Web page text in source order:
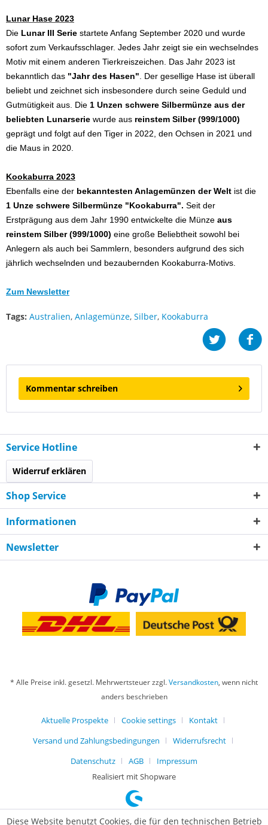
Lunar Hase 2023
Die Lunar III Serie startete Anfang September 2020 und wurde
sofort zum Verkaufsschlager. Jedes Jahr zeigt sie ein wechselndes
Motiv mit einem anderen Tierkreiszeichen. Das Jahr 2023 ist
bekanntlich das "Jahr des Hasen" . Der gesellige Hase ist überall
beliebt und zeichnet sich insbesondere durch seine Geduld und
Gutmütigkeit aus. Die 1 Unzen schwere Silbermünze aus der
beliebten Lunarserie wurde aus reinstem Silber (999/1000)
geprägt und folgt auf den Tiger in 2022, den Ochsen in 2021 und
die Maus in 2020.
Kookaburra 2023
Ebenfalls eine der bekanntesten Anlagemünzen der Welt ist die
1 Unze schwere Silbermünze "Kookaburra". Seit der
Erstprägung aus dem Jahr 1990 entwickelte die Münze aus
reinstem Silber (999/1000) eine große Beliebtheit sowohl bei
Anlegern als auch bei Sammlern, besonders aufgrund des sich
jährlich wechselnden und bezaubernden Kookaburra-Motivs.
Zum Newsletter
Tags: Australien, Anlagemünze, Silber, Kookaburra
Kommentar schreiben
Service Hotline
Widerruf erklären
Shop Service
Informationen
Newsletter
* Alle Preise inkl. gesetzl. Mehrwertsteuer zzgl.Versandkosten, wenn nicht
anders beschrieben
Aktuelle Prospekte Cookie settings
Kontakt
Versand und Zahlungsbedingungen
Widerrufsrecht
Datenschutz
AGB
Impressum
Realisiert mit Shopware
Diese Website benutzt Cookies, die für den technischen Betrieb